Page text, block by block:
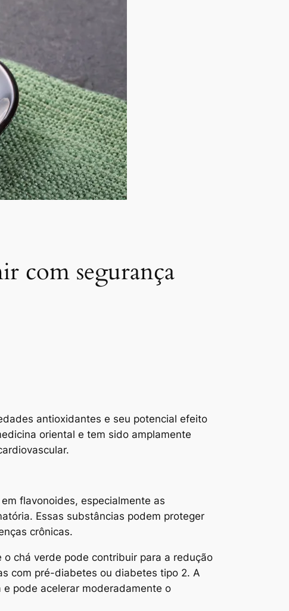
com segurança
antioxidantes e seu potencial efeito
oriental e tem sido amplamente
flavonoides, especialmente as
Essas substâncias podem proteger
crônicas.
chá verde pode contribuir para a redução
com pré-diabetes ou diabetes tipo 2. A
pode acelerar moderadamente o